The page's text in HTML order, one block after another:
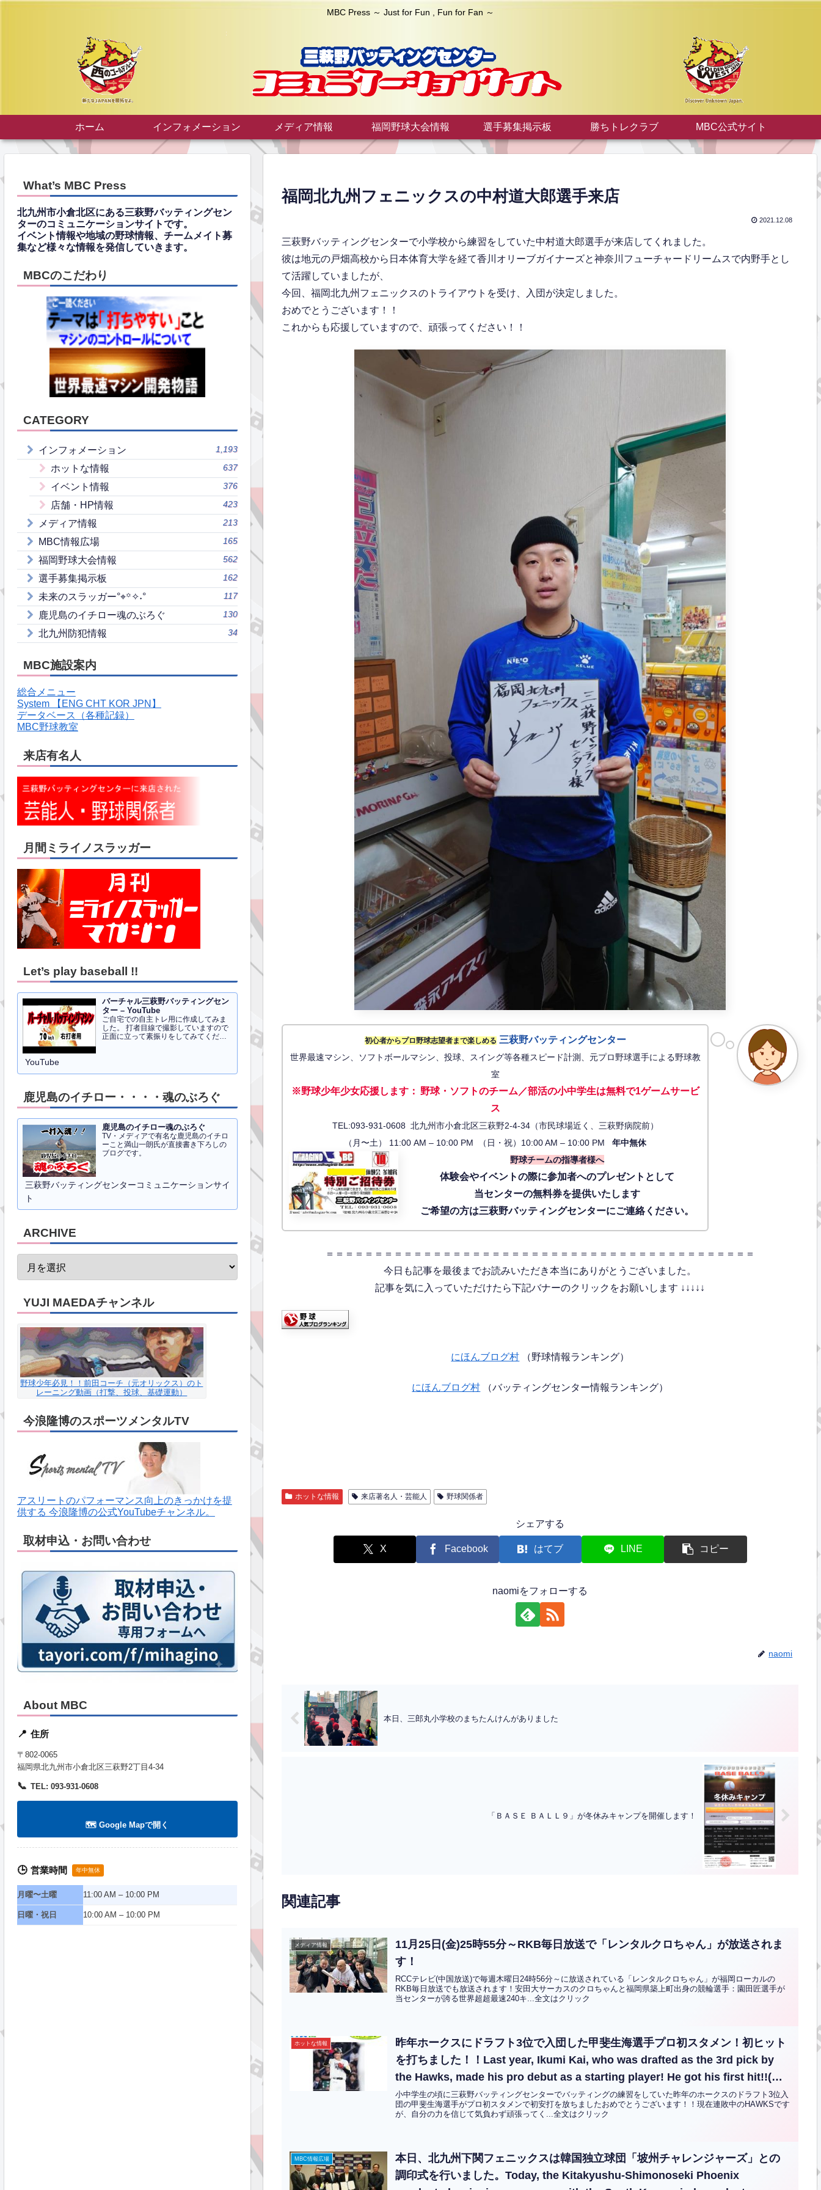
MBC Press ～ Just for Fun , Fun for Fan ～
ホーム インフォメーション メディア情報 福岡野球大会情報 選手募集掲示板 勝ちトレクラブ MBC公式サイト
福岡北九州フェニックスの中村道大郎選手来店
2021.12.08
三萩野バッティングセンターで小学校から練習をしていた中村道大郎選手が来店してくれました。
彼は地元の戸畑高校から日本体育大学を経て香川オリーブガイナーズと神奈川フューチャードリームスで内野手とし
て活躍していましたが、
今回、福岡北九州フェニックスのトライアウトを受け、入団が決定しました。
おめでとうございます！！
これからも応援していますので、頑張ってください！！
初心者からプロ野球志望者まで楽しめる 三萩野バッティングセンター
世界最速マシン、ソフトボールマシン、投球、スイング等各種スピード計測、元プロ野球選手による野球教
室
※野球少年少女応援します： 野球・ソフトのチーム／部活の小中学生は無料で1ゲームサービ
ス
TEL:093-931-0608 北九州市小倉北区三萩野2-4-34（市民球場近く、三萩野病院前）
（月〜土） 11:00 AM – 10:00 PM （日・祝）10:00 AM – 10:00 PM年中無休
野球チームの指導者様へ
体験会やイベントの際に参加者へのプレゼントとして
当センターの無料券を提供いたします
ご希望の方は三萩野バッティングセンターにご連絡ください。
＝＝＝＝＝＝＝＝＝＝＝＝＝＝＝＝＝＝＝＝＝＝＝＝＝＝＝＝＝＝＝＝＝＝＝＝＝＝＝＝＝＝＝＝
今日も記事を最後までお読みいただき本当にありがとうございました。
記事を気に入っていただけたら下記バナーのクリックをお願いします ↓↓↓↓↓
にほんブログ村 （野球情報ランキング）
にほんブログ村 （バッティングセンター情報ランキング）
ホットな情報 来店著名人・芸能人 野球関係者
シェアする
X Facebook はてブ LINE コピー
naomiをフォローする
naomi
本日、三郎丸小学校のまちたんけんがありました
「ＢＡＳＥ ＢＡＬＬ９」が冬休みキャンプを開催します！
関連記事
メディア情報
11月25日(金)25時55分～RKB毎日放送で「レンタルクロちゃん」が放送されま
す！
RCCテレビ(中国放送)で毎週木曜日24時56分～に放送されている「レンタルクロちゃん」が福岡ローカルの
RKB毎日放送でも放送されます！安田大サーカスのクロちゃんと福岡県築上町出身の競輪選手：園田匠選手が
当センターが誇る世界超超最速240キ...全文はクリック
ホットな情報
昨年ホークスにドラフト3位で入団した甲斐生海選手プロ初スタメン！初ヒット
を打ちました！！Last year, Ikumi Kai, who was drafted as the 3rd pick by
the Hawks, made his pro debut as a starting player! He got his first hit!!(英
中翻訳)
小中学生の頃に三萩野バッティングセンターでバッティングの練習をしていた昨年のホークスのドラフト3位入
団の甲斐生海選手がプロ初スタメンで初安打を放ちましたおめでとうございます！！現在連敗中のHAWKSです
が、自分の力を信じて気負わず頑張ってく...全文はクリック
MBC情報広場
本日、北九州下関フェニックスは韓国独立球団「坡州チャレンジャーズ」との
調印式を行いました。Today, the Kitakyushu-Shimonoseki Phoenix
What’s MBC Press
北九州市小倉北区にある三萩野バッティングセン
ターのコミュニケーションサイトです。
イベント情報や地域の野球情報、チームメイト募
集など様々な情報を発信していきます。
MBCのこだわり
CATEGORY
インフォメーション 1,193
ホットな情報 637
イベント情報 376
店舗・HP情報 423
メディア情報 213
MBC情報広場 165
福岡野球大会情報 562
選手募集掲示板 162
未来のスラッガー°⌖꙳✧˖° 117
鹿児島のイチロー魂のぶろぐ 130
北九州防犯情報 34
MBC施設案内
総合メニュー
System 【ENG CHT KOR JPN】
データベース（各種記録）
MBC野球教室
来店有名人
月間ミライノスラッガー
Let’s play baseball !!
バーチャル三萩野バッティングセン
ター – YouTube
ご自宅での自主トレ用に作成してみま
した。 打者目線で撮影していますので
正面に立って素振りをしてみてくださ
YouTube
鹿児島のイチロー・・・・魂のぶろぐ
鹿児島のイチロー魂のぶろぐ
TV・メディアで有名な鹿児島のイチロ
ーこと満山一朗氏が直接書き下ろしの
ブログです。
三萩野バッティングセンターコミュニケーションサイ
ト
ARCHIVE
YUJI MAEDAチャンネル
野球少年必見！！前田コーチ（元オリックス）のト
レーニング動画（打撃、投球、基礎運動）
今浪隆博のスポーツメンタルTV
アスリートのパフォーマンス向上のきっかけを提
供する 今浪隆博の公式YouTubeチャンネル。
取材申込・お問い合わせ
About MBC
📍 住所
〒802-0065
福岡県北九州市小倉北区三萩野2丁目4-34
📞 TEL: 093-931-0608
🗺️ Google Mapで開く
🕒 営業時間 年中無休
月曜〜土曜 11:00 AM – 10:00 PM
日曜・祝日 10:00 AM – 10:00 PM